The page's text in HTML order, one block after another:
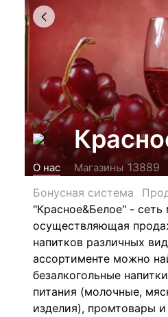
О нас Магазины 13889
Бонусная система
"Красное&Белое" - сеть
осуществляющая
напитков различных
ассортименте можно
безалкогольные
питания (молочные,
изделия), промтовары